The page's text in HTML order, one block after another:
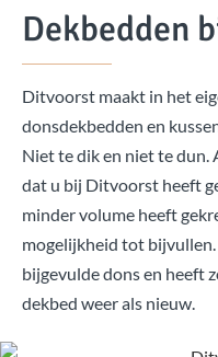
Dekbedden
Ditvoorst maakt in het
donsdekbedden en
Niet te dik en niet te dun.
dat u bij Ditvoorst heeft
minder volume heeft
mogelijkheid tot
bijgevulde dons en heeft
dekbed weer als nieuw.